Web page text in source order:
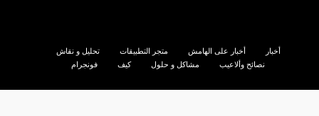
أخبار أخبار على الهامش متجر التطبيقات
تحليل و نقاش
نصائح وألاعيب
مشاكل و حلول كيف فونجرام